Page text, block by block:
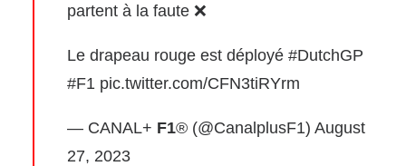
partent à la faute ❌
Le drapeau rouge est déployé #DutchGP
#F1 pic.twitter.com/CFN3tiRYrm
— CANAL+ F1® (@CanalplusF1) August
27, 2023